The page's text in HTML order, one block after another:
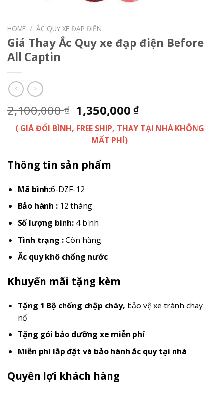
HOME / ẮC QUY XE ĐẠP ĐIỆN
Giá Thay Ắc Quy xe đạp điện Before
All Captin
2,100,000₫ 1,350,000₫
( GIÁ ĐỔI BÌNH, FREE SHIP, THAY TẠI NHÀ KHÔNG
MẤT PHÍ)
Thông tin sản phẩm
Mã bình:6-DZF-12
Bảo hành : 12 tháng
Số lượng bình: 4 bình
Tình trạng :Còn hàng
Ắc quy khô chống nước
Khuyến mãi tặng kèm
Tặng 1 Bộ chống chập cháy, bảo vệ xe tránh cháy
nổ
Tặng gói bảo dưỡng xe miễn phí
Miễn phí lắp đặt và bảo hành ắc quy tại nhà
Quyền lợi khách hàng